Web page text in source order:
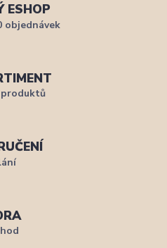
ESHOP
objednávek
produktů